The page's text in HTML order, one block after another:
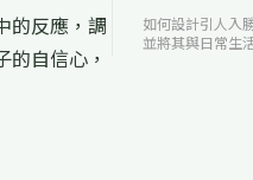
的反應，調
自信心，
如何設計引人入
並將其與日常生